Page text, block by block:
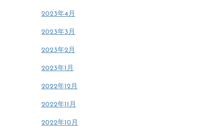
2023年4月
2023年3月
2023年2月
2023年1月
2022年12月
2022年11月
2022年10月